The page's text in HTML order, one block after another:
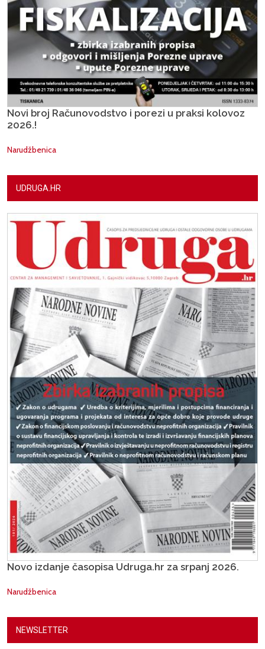
Novi broj Računovodstvo i porezi u praksi kolovoz
2026.!
Narudžbenica
UDRUGA.HR
Novo izdanje časopisa Udruga.hr za srpanj 2026.
Narudžbenica
NEWSLETTER